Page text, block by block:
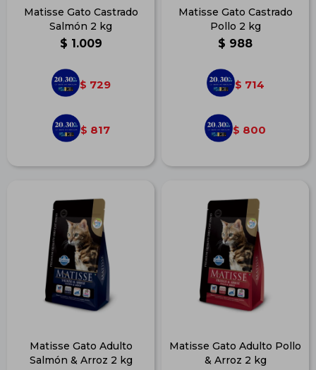
Matisse Gato Castrado
Salmón 2 kg
$ 1.009
$ 729
$ 817
Matisse Gato Castrado
Pollo 2 kg
$ 988
$ 714
$ 800
Matisse Gato Adulto
Salmón & Arroz 2 kg
Matisse Gato Adulto Pollo
& Arroz 2 kg